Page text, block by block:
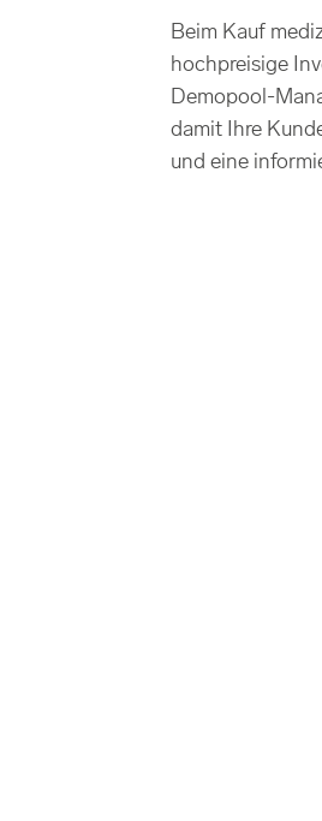
Beim Kauf
hochpreisige
Demopool-
damit Ihre
und eine